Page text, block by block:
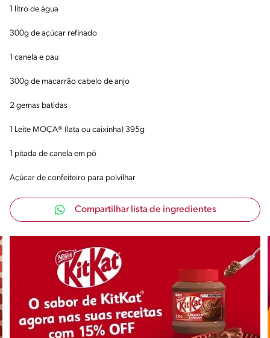
1 litro de água
300g de açúcar refinado
1 canela e pau
300g de macarrão cabelo de anjo
2 gemas batidas
1 Leite MOÇA® (lata ou caixinha) 395g
1 pitada de canela em pó
Açúcar de confeiteiro para polvilhar
Compartilhar lista de ingredientes